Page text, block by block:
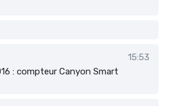
15:53
: compteur Canyon Smart